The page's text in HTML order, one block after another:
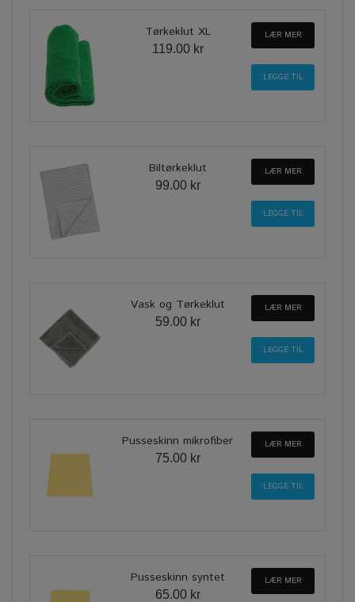
Tørkeklut XL
119.00 kr
LÆR MER
Biltørkeklut
99.00 kr
LÆR MER
Vask og Tørkeklut
59.00 kr
LÆR MER
Pusseskinn mikrofiber
75.00 kr
LÆR MER
Pusseskinn syntet
65.00 kr
LÆR MER